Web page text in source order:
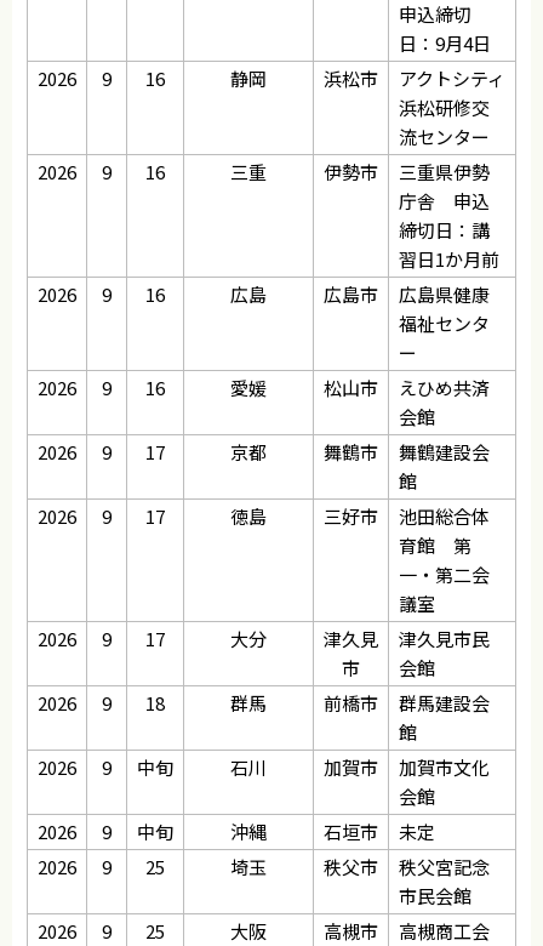
申込締切
日：9月4日
2026
9 16 静岡 浜松市
アクトシティ
浜松研修交
流センター
2026
9 16 三重 伊勢市
三重県伊勢
庁舎 申込
締切日：講
習日1か月前
2026
9 16 広島 広島市
広島県健康
福祉センタ
ー
2026
9 16 愛媛 松山市
えひめ共済
会館
2026
9 17 京都 舞鶴市
舞鶴建設会
館
2026
9 17 徳島 三好市
池田総合体
育館 第
一・第二会
議室
2026
9 17 大分
津久見
市
津久見市民
会館
2026
9 18 群馬 前橋市
群馬建設会
館
2026
9 中旬 石川 加賀市
加賀市文化
会館
2026
9 中旬 沖縄 石垣市
未定
2026
9 25 埼玉 秩父市
秩父宮記念
市民会館
2026
9 25 大阪 高槻市
高槻商工会